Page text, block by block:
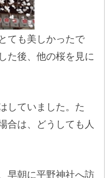
ても美しかったで
た後、他の桜を見に
していました。た
合は、どうしても人
早朝に平野神社へ訪